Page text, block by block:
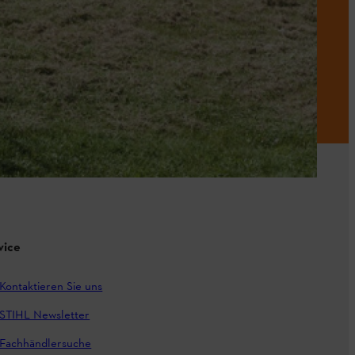
Kontaktieren Sie uns
STIHL Newsletter
Fachhändlersuche